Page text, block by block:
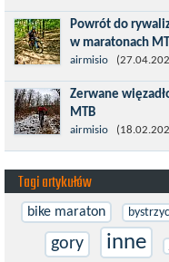
znacznie bardziej
MTB....
Powrót do
w maratonach
Prawdziwym
jest powrót do
bariery,...
airmisio
Zerwane
MTB
W sporcie nie ma
zaawansowania.
prostu oddać się
airmisio
Tagi artykułów
bike maraton
gory inne